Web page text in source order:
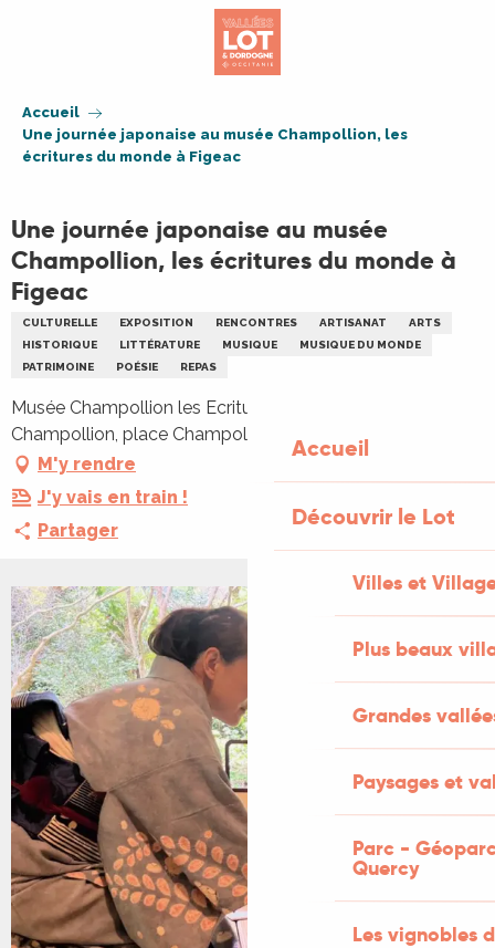
Accueil
Découvrir le Lot
Villes et
Plus beaux
Grandes
Paysages et
Parc -
Quercy
Les vignobles
Accueil
Une journée japonaise au musée Champollion, les
écritures du monde à Figeac
Une journée japonaise au musée
Champollion, les écritures du monde à
Figeac
CULTURELLE EXPOSITION RENCONTRES ARTISANAT
ARTS
HISTORIQUE
LITTÉRATURE MUSIQUE
MUSIQUE DU MONDE
PATRIMOINE
POÉSIE REPAS
Musée Champollion les Ecritures du Monde, Musée
Champollion, place Champollion, 46100 Figeac
M'y rendre
J'y vais en train !
Partager
+1 PHOTO